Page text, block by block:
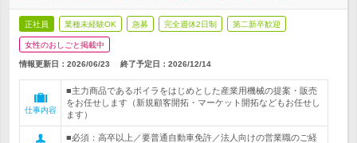
正社員 業種未経験OK 急募 完全週休2日制 第二新卒歓迎
女性のおしごと掲載中
情報更新日：2026/06/23 終了予定日： 2026/12/14
仕事内容
■主力商品であるボイラをはじめとした産業用機械の提案・販売
をお任せします（新規顧客開拓・マーケット開拓などもお任せし
ます）
■必須：高卒以上／要普通自動車免許／法人向けの営業職のご経